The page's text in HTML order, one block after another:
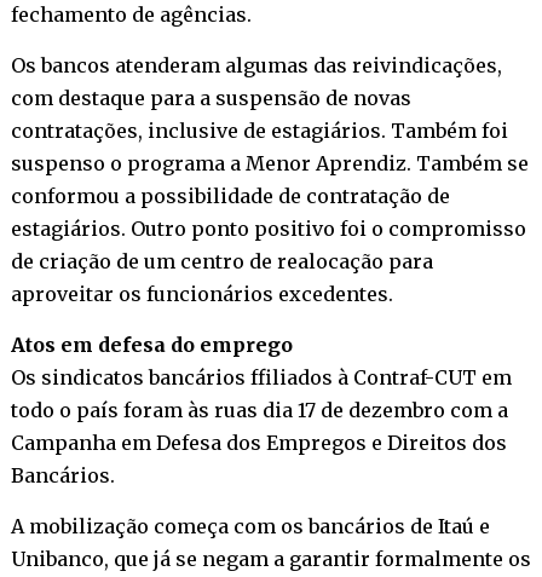
fechamento de agências.
Os bancos atenderam algumas das reivindicações,
com destaque para a suspensão de novas
contratações, inclusive de estagiários. Também foi
suspenso o programa a Menor Aprendiz. Também se
conformou a possibilidade de contratação de
estagiários. Outro ponto positivo foi o compromisso
de criação de um centro de realocação para
aproveitar os funcionários excedentes.
Atos em defesa do emprego
Os sindicatos bancários ffiliados à Contraf-CUT em
todo o país foram às ruas dia 17 de dezembro com a
Campanha em Defesa dos Empregos e Direitos dos
Bancários.
A mobilização começa com os bancários de Itaú e
Unibanco, que já se negam a garantir formalmente os